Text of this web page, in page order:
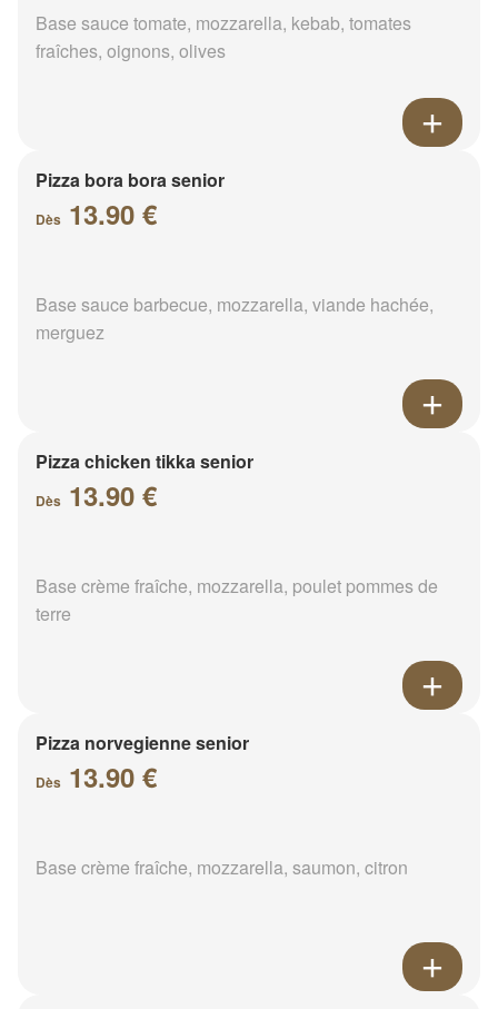
Base sauce tomate, mozzarella, kebab, tomates
fraîches, oignons, olives
Pizza bora bora senior
Dès 13.90 €
Base sauce barbecue, mozzarella, viande hachée,
merguez
Pizza chicken tikka senior
Dès 13.90 €
Base crème fraîche, mozzarella, poulet pommes de
terre
Pizza norvegienne senior
Dès 13.90 €
Base crème fraîche, mozzarella, saumon, citron